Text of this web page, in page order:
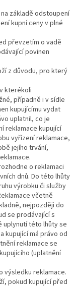
základě odstoupení
kupní ceny v plné
převzetím o vadě
povinen
z důvodu, pro který
kterékoli
případně i v sídle
kupujícímu vydat
uplatnil, co je
reklamace kupující
vyřízení reklamace,
jejího trvání,
o reklamaci
dnů. Do této lhůty
výrobku či služby
včetně
nejpozději do
se prodávající s
uplynutí této lhůty se
kupující má právo od
reklamace se
(uplatnění
výsledku reklamace.
pokud kupující před